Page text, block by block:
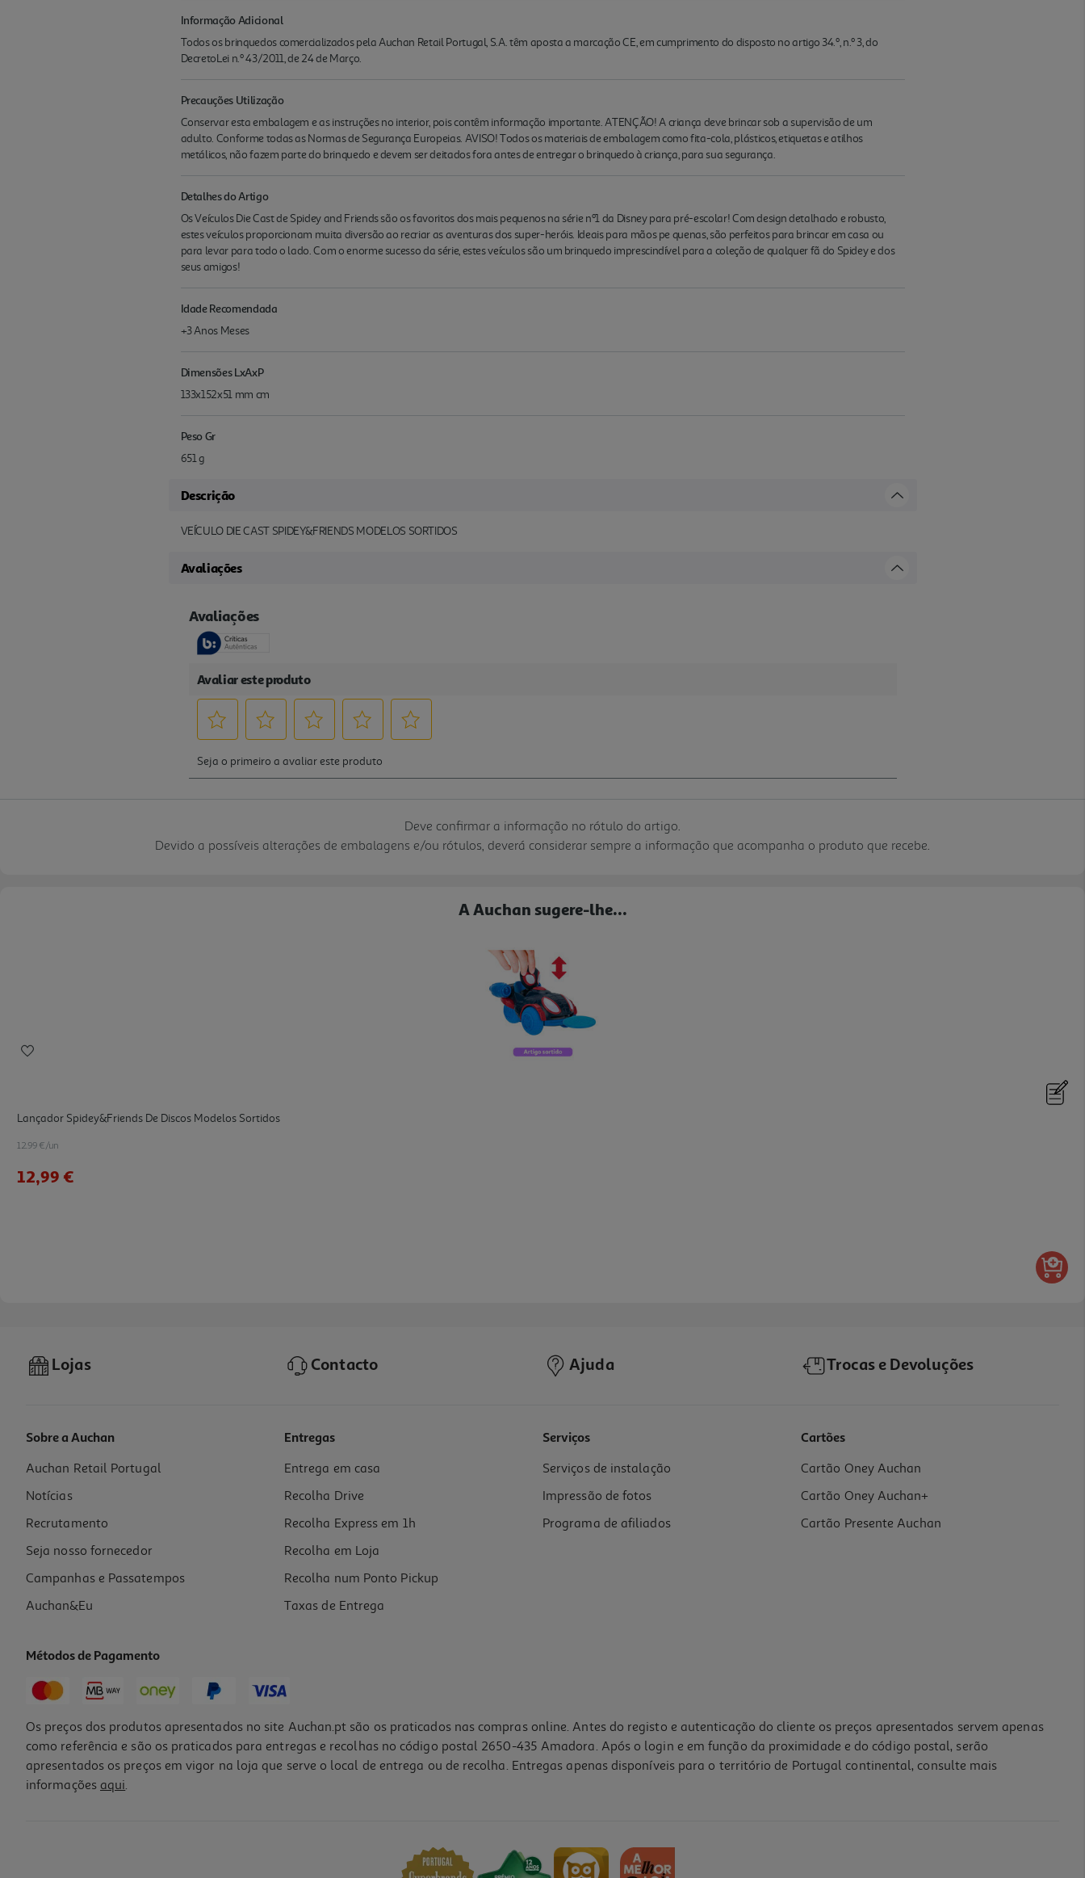
Informação Adicional
Todos os brinquedos comercializados pela Auchan Retail Portugal, S.A. têm aposta a marcação CE, em cumprimento do disposto no artigo 34.º, n.º 3, do
DecretoLei n.º 43/2011, de 24 de Março.
Precauções Utilização
Conservar esta embalagem e as instruções no interior, pois contêm informação importante. ATENÇÃO! A criança deve brincar sob a supervisão de um
adulto. Conforme todas as Normas de Segurança Europeias. AVISO! Todos os materiais de embalagem como fita-cola, plásticos, etiquetas e atilhos
metálicos, não fazem parte do brinquedo e devem ser deitados fora antes de entregar o brinquedo à criança, para sua segurança.
Detalhes do Artigo
Os Veículos Die Cast de Spidey and Friends são os favoritos dos mais pequenos na série nº1 da Disney para pré-escolar! Com design detalhado e robusto,
estes veículos proporcionam muita diversão ao recriar as aventuras dos super-heróis. Ideais para mãos pe quenas, são perfeitos para brincar em casa ou
para levar para todo o lado. Com o enorme sucesso da série, estes veículos são um brinquedo imprescindível para a coleção de qualquer fã do Spidey e dos
seus amigos!
Idade Recomendada
+3 Anos Meses
Dimensões LxAxP
133x152x51 mm cm
Peso Gr
651 g
Descrição
VEÍCULO DIE CAST SPIDEY&FRIENDS MODELOS SORTIDOS
Avaliações
Deve confirmar a informação no rótulo do artigo.
Devido a possíveis alterações de embalagens e/ou rótulos, deverá considerar sempre a informação que acompanha o produto que recebe.
A Auchan sugere-lhe...
Lançador Spidey&friends De Discos Modelos Sortidos
12.99 €/un
12,99 €
Veículo Spidey&friends Power Roller Modelos Sortidos
24.99 €/un
24,99 €
Lojas Contacto Ajuda Trocas e Devoluções
Sobre a Auchan
Auchan Retail Portugal
Notícias
Recrutamento
Seja nosso fornecedor
Campanhas e Passatempos
Auchan&Eu
Entregas
Entrega em casa
Recolha Drive
Recolha Express em 1h
Recolha em Loja
Recolha num Ponto Pickup
Taxas de Entrega
Serviços
Serviços de instalação
Impressão de fotos
Programa de afiliados
Cartões
Cartão Oney Auchan
Cartão Oney Auchan+
Cartão Presente Auchan
Métodos de Pagamento
Os preços dos produtos apresentados no site Auchan.pt são os praticados nas compras online. Antes do registo e autenticação do cliente os preços apresentados servem apenas
como referência e são os praticados para entregas e recolhas no código postal 2650-435 Amadora. Após o login e em função da proximidade e do código postal, serão
apresentados os preços em vigor na loja que serve o local de entrega ou de recolha. Entregas apenas disponíveis para o território de Portugal continental, consulte mais
informações aqui.